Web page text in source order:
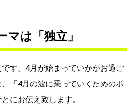
マは「独立」
す。4月が始まっていかがお過ご
「4月の波に乗っていくためのポ
にお伝え致します。